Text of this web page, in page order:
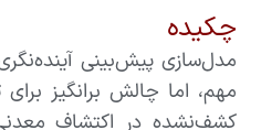
چکیده
مدل‌سازی پیش‌بینی
مهم، اما چالش برانگیز
کشف‌نشده در اکتشاف